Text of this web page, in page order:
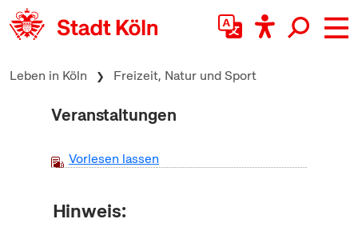
zum Inhalt springen
Leben in Köln Freizeit, Natur und Sport
Veranstaltungen
Vorlesen lassen
Hinweis: